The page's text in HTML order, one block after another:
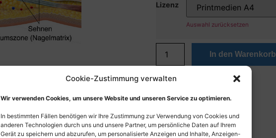
Cookie-Zustimmung verwalten
Wir verwenden Cookies, um unsere Website und unseren Service zu optimieren.
In bestimmten Fällen benötigen wir Ihre Zustimmung zur Verwendung von Cookies und
anderen Technologien durch uns und unsere Partner, um persönliche Daten auf Ihrem
Gerät zu speichern und abzurufen, um personalisierte Anzeigen und Inhalte, Anzeigen-
Lizenz
Auswahl zurücksetzen
In den Warenkorb